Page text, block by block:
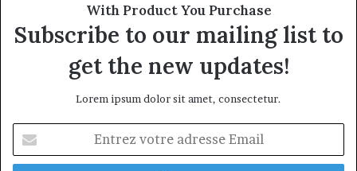
With Product You Purchase
Subscribe to our mailing list to
get the new updates!
Lorem ipsum dolor sit amet, consectetur.
votre
adresse